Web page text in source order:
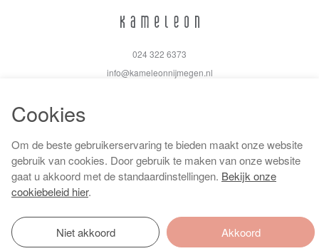
024 322 6373
info@kameleonnijmegen.nl
Algemene voorwaarden
Privacy policy
Cookiebeleid
Cookies
Om de beste gebruikerservaring te bieden maakt onze website
gebruik van cookies. Door gebruik te maken van onze website
gaat u akkoord met de standaardinstellingen. Bekijk onze
cookiebeleid hier.